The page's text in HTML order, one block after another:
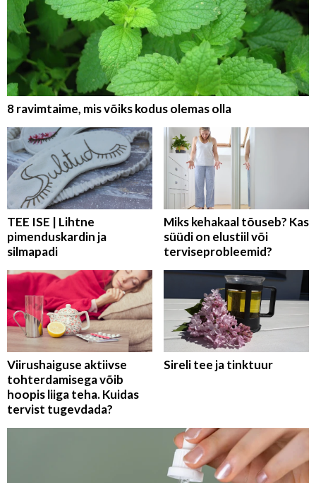
8 ravimtaime, mis võiks kodus olemas olla
TEE ISE | Lihtne
pimenduskardin ja
silmapadi
Miks kehakaal tõuseb? Kas
süüdi on elustiil või
terviseprobleemid?
Viirushaiguse aktiivse
tohterdamisega võib
hoopis liiga teha. Kuidas
tervist tugevdada?
Sireli tee ja tinktuur